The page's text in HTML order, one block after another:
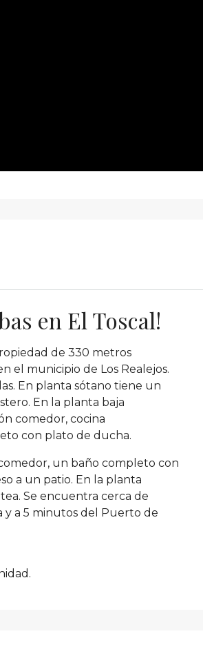
en El Toscal!
de 330 metros
el municipio de Los Realejos.
En planta sótano tiene un
En la planta baja
comedor, cocina
con plato de ducha.
un baño completo con
a un patio. En la planta
Se encuentra cerca de
y a 5 minutos del Puerto de